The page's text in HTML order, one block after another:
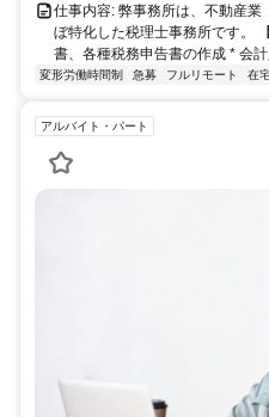
仕事内容: 弊事務所は、不動産
ぼ特化した税理士事務所です。
書、各種税務申告書の作成 * 会
変形労働時間制 急募 フルリモート 在
アルバイト・パート